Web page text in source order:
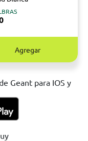
Agregar
Geant para IOS y